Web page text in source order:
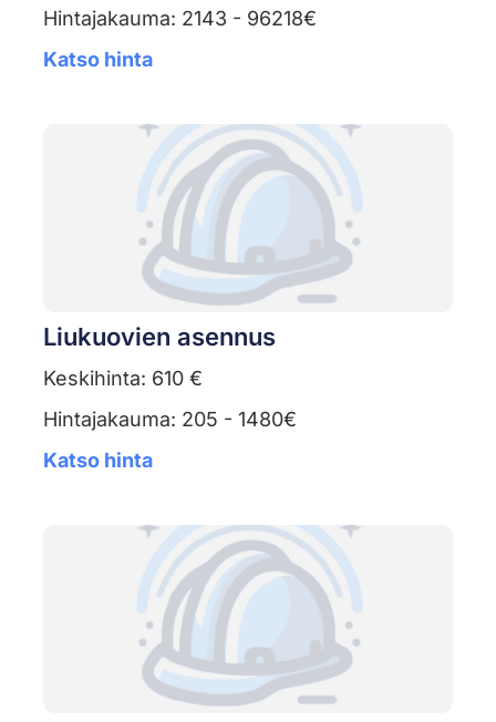
Hintajakauma: 2143 - 96218€
Katso hinta
Liukuovien asennus
Keskihinta: 610 €
Hintajakauma: 205 - 1480€
Katso hinta